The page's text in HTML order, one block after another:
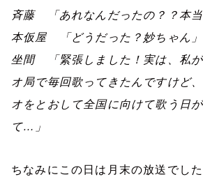
斉藤 「あれなんだったの？？本当
本仮屋 「どうだった？妙ちゃん」
坐間 「緊張しました！実は、私
オ局で毎回歌ってきたんですけど
オをとおして全国に向けて歌う日
て…」
ちなみにこの日は月末の放送でした